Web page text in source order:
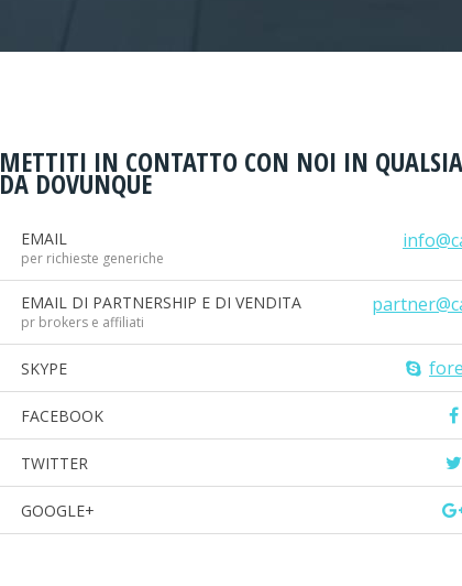
METTITI IN CONTATTO CON NOI IN
DA DOVUNQUE
EMAIL
per richieste generiche
EMAIL DI PARTNERSHIP E DI VENDITA
pr brokers e affiliati
SKYPE
FACEBOOK
TWITTER
GOOGLE+